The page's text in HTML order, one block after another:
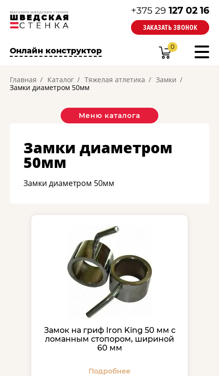
+375 29 127 02 16
ЗАКАЗАТЬ ЗВОНОК
Онлайн конструктор 0
Главная Каталог Тяжелая атлетика
Замки
Замки диаметром 50мм
Меню каталога
Замки диаметром
50мм
Замки диаметром 50мм
Замок на гриф Iron King 50 мм с
ломанным стопором, шириной
60 мм
Подробнее